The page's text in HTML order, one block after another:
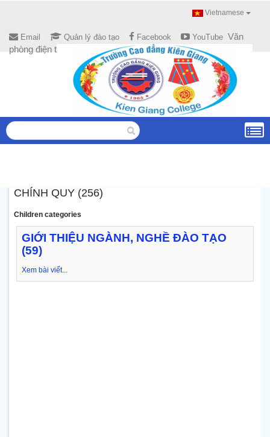
Vietnamese
Email Quản lý đào tạo Facebook YouTube Văn
phòng điện tử
CHÍNH QUY (256)
Children categories
GIỚI THIỆU NGÀNH, NGHỀ ĐÀO TẠO
(59)
Xem bài viết...